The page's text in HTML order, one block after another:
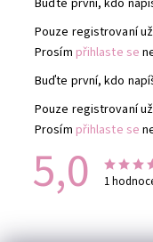
Buďte první, kdo
Pouze registrovaní
Prosím přihlaste se
Buďte první, kdo
Pouze registrovaní
Prosím přihlaste se
5,0 1